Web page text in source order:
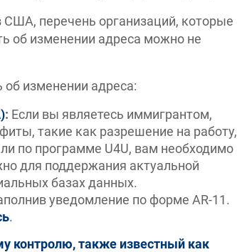
США, перечень организаций, которые
об изменении адреса можно не
изменении адреса:
: Если вы являетесь иммигрантом,
такие как разрешение на работу,
по программе U4U, вам необходимо
для поддержания актуальной
базах данных.
уведомление по форме AR-11.
.
контролю, также известный как